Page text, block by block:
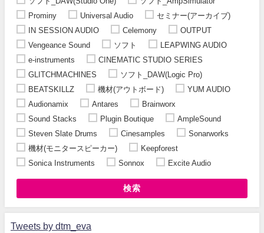
Prominy
Universal Audio
セミナー(アーカイブ)
IN SESSION AUDIO
Celemony
OUTPUT
Vengeance Sound
ソフト
LEAPWING AUDIO
e-instruments
CINEMATIC STUDIO SERIES
GLITCHMACHINES
ソフト_DAW(Logic Pro)
BEATSKILLZ
機材(アウトボード)
YUM AUDIO
Audionamix
Antares
Brainworx
Sound Stacks
Plugin Boutique
AmpleSound
Steven Slate Drums
Cinesamples
Sonarworks
機材(モニタースピーカー)
Keepforest
Sonica Instruments
Sonnox Excite Audio
検索
Tweets by dtm_eva